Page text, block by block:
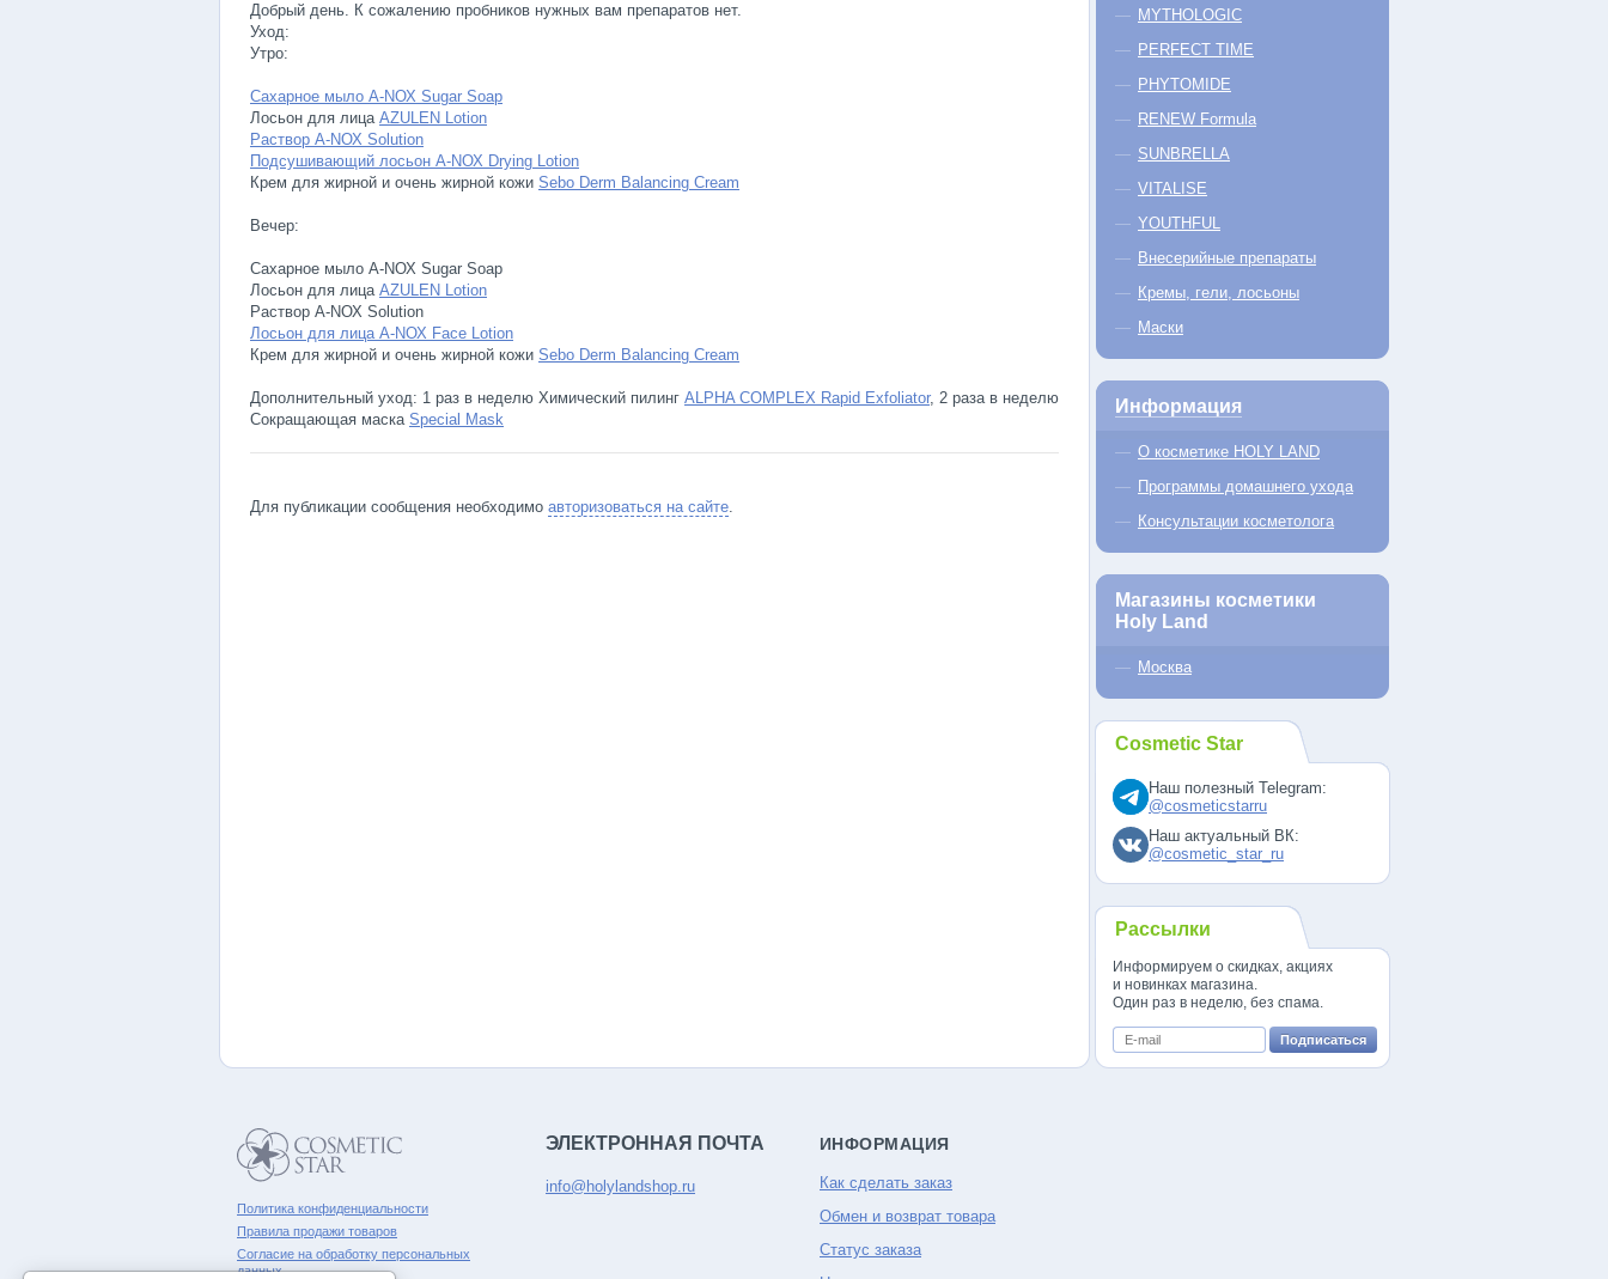
Добрый день. К сожалению пробников нужных вам препаратов нет.
Уход:
Утро:
Сахарное мыло A-NОХ Sugar Soap
Лосьон для лица AZULEN Lotion
Раствор A-NОХ Solution
Подсушивающий лосьон A-NОХ Drying Lotion
Крем для жирной и очень жирной кожи Sebo Derm Balancing Cream
Вечер:
Сахарное мыло A-NОХ Sugar Soap
Лосьон для лица AZULEN Lotion
Раствор A-NОХ Solution
Лосьон для лица A-NОХ Face Lotion
Крем для жирной и очень жирной кожи Sebo Derm Balancing Cream
Дополнительный уход: 1 раз в неделю Химический пилинг ALPHA COMPLEX Rapid Exfoliator, 2 раза в неделю
Сокращающая маска Special Mask
Для публикации сообщения необходимо авторизоваться на сайте.
MYTHOLOGIC
PERFECT TIME
PHYTOMIDE
RENEW Formula
SUNBRELLA
VITALISE
YOUTHFUL
Внесерийные препараты
Кремы, гели, лосьоны
Маски
Информация
О косметике HOLY LAND
Программы домашнего ухода
Консультации косметолога
Магазины косметики
Holy Land
Москва
Cosmetic Star
Наш полезный Telegram:
@cosmeticstarru
Наш актуальный ВК:
@cosmetic_star_ru
Рассылки
Информируем о скидках, акциях
и новинках магазина.
Один раз в неделю, без спама.
Политика конфиденциальности
Правила продажи товаров
Согласие на обработку персональных
данных
ЭЛЕКТРОННАЯ ПОЧТА
info@holylandshop.ru
ИНФОРМАЦИЯ
Как сделать заказ
Обмен и возврат товара
Статус заказа